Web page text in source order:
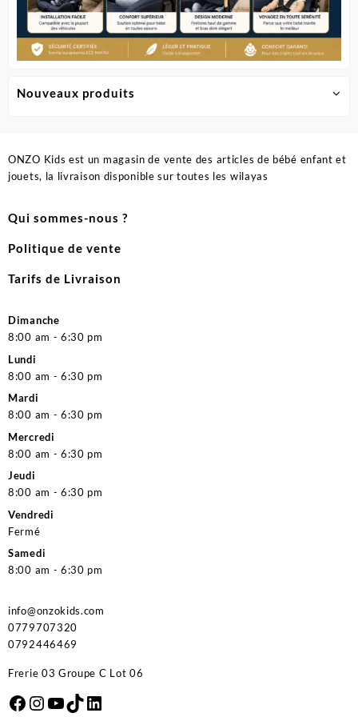
Nouveaux produits
ONZO Kids est un magasin de vente des articles de bébé enfant et
jouets, la livraison disponible sur toutes les wilayas
Qui sommes-nous ?
Politique de vente
Tarifs de Livraison
Dimanche
8:00 am - 6:30 pm
Lundi
8:00 am - 6:30 pm
Mardi
8:00 am - 6:30 pm
Mercredi
8:00 am - 6:30 pm
Jeudi
8:00 am - 6:30 pm
Vendredi
Fermé
Samedi
8:00 am - 6:30 pm
info@onzokids.com
0779707320
0792446469
Frerie 03 Groupe C Lot 06
Facebook
Instagram
YouTube
TikTok
LinkedIn